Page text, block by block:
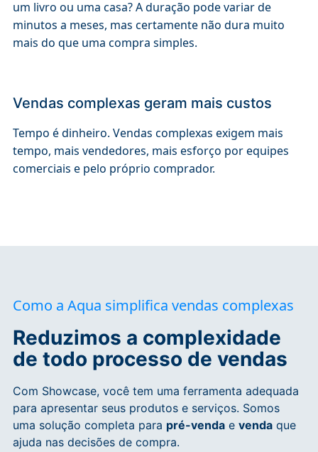
um livro ou uma casa? A duração pode variar de
minutos a meses, mas certamente não dura muito
mais do que uma compra simples.
Vendas complexas geram mais custos
Tempo é dinheiro. Vendas complexas exigem mais
tempo, mais vendedores, mais esforço por equipes
comerciais e pelo próprio comprador.
Como a Aqua simplifica vendas complexas
Reduzimos a complexidade
de todo processo de vendas
Com Showcase, você tem uma ferramenta adequada
para apresentar seus produtos e serviços. Somos
uma solução completa para pré-venda e venda que
ajuda nas decisões de compra.